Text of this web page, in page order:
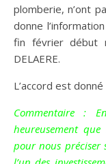
plomberie, n’ont
donne
fin février début
DELAERE.
L’accord est donné
Commentaire :
heureusement que
pour nous préciser